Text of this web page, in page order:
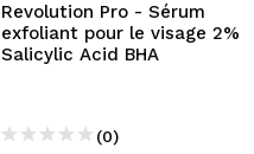
Revolution Pro - Sérum
exfoliant pour le visage 2%
Salicylic Acid BHA
(0)